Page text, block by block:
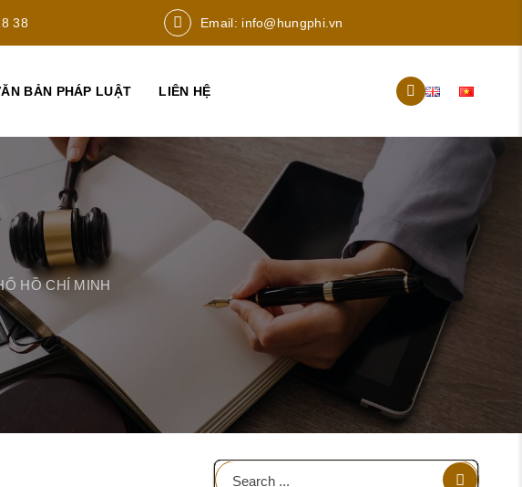
38 Email: info@hungphi.vn
BẢN PHÁP LUẬT LIÊN HỆ
HỒ CHÍ MINH